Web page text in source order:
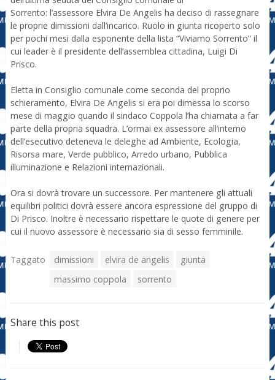
Sorrento: l’assessore Elvira De Angelis ha deciso di rassegnare
le proprie dimissioni dall’incarico. Ruolo in giunta ricoperto solo
per pochi mesi dalla esponente della lista “Viviamo Sorrento” il
cui leader è il presidente dell’assemblea cittadina, Luigi Di
Prisco.
Eletta in Consiglio comunale come seconda del proprio
schieramento, Elvira De Angelis si era poi dimessa lo scorso
mese di maggio quando il sindaco Coppola l’ha chiamata a far
parte della propria squadra. L’ormai ex assessore all’interno
dell’esecutivo deteneva le deleghe ad Ambiente, Ecologia,
Risorsa mare, Verde pubblico, Arredo urbano, Pubblica
illuminazione e Relazioni internazionali.
Ora si dovrà trovare un successore. Per mantenere gli attuali
equilibri politici dovrà essere ancora espressione del gruppo di
Di Prisco. Inoltre è necessario rispettare le quote di genere per
cui il nuovo assessore è necessario sia di sesso femminile.
Taggato dimissioni elvira de angelis
giunta
massimo coppola
sorrento
Share this post